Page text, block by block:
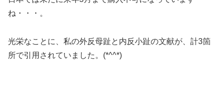
ね・・・。
光栄なことに、私の外反母趾と内反小趾の文献が、計3箇
所で引用されていました。(*^^*)